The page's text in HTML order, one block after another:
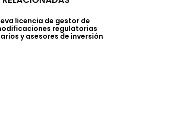
licencia de gestor de
regulatorias
y asesores de inversión